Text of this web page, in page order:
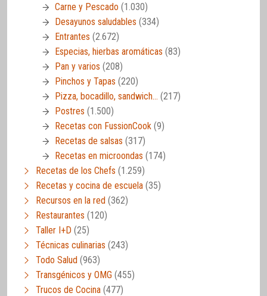
Carne y Pescado (1.030)
Desayunos saludables (334)
Entrantes (2.672)
Especias, hierbas aromáticas (83)
Pan y varios (208)
Pinchos y Tapas (220)
Pizza, bocadillo, sandwich… (217)
Postres (1.500)
Recetas con FussionCook (9)
Recetas de salsas (317)
Recetas en microondas (174)
Recetas de los Chefs (1.259)
Recetas y cocina de escuela (35)
Recursos en la red (362)
Restaurantes (120)
Taller I+D (25)
Técnicas culinarias (243)
Todo Salud (963)
Transgénicos y OMG (455)
Trucos de Cocina (477)